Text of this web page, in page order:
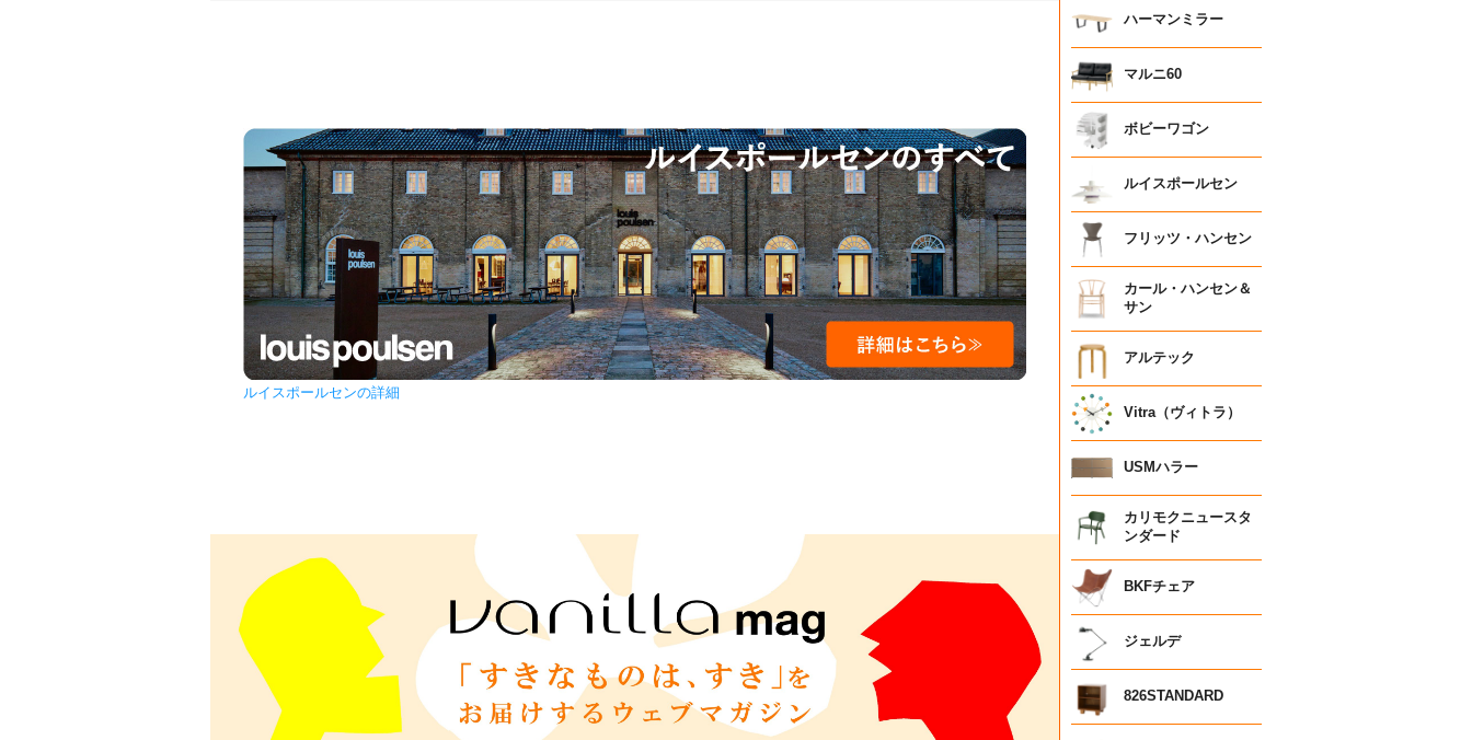
ルイスポールセンの詳細
ハーマンミラー
マルニ60
ボビーワゴン
ルイスポールセン
フリッツ・ハンセン
カール・ハンセン＆
サン
アルテック
Vitra（ヴィトラ）
USMハラー
カリモクニュースタ
ンダード
BKFチェア
ジェルデ
826STANDARD